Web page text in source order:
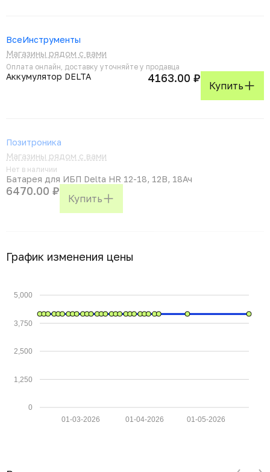
ВсеИнструменты
Магазины рядом с вами
Оплата онлайн, доставку уточняйте у продавца
Аккумулятор DELTA 4163.00 ₽
Купить
Позитроника
Магазины рядом с вами
Нет в наличии
Батарея для ИБП Delta HR 12-18, 12В, 18Ач
6470.00 ₽
Купить
График изменения цены
0
1,250
2,500
3,750
5,000
01-05-2026
01-04-2026
01-03-2026